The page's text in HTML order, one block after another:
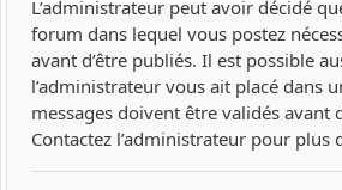
L’administrateur peut avoir décidé
forum dans lequel vous postez
avant d’être publiés. Il est possible
l’administrateur vous ait placé dans
messages doivent être validés avant
Contactez l’administrateur pour plus